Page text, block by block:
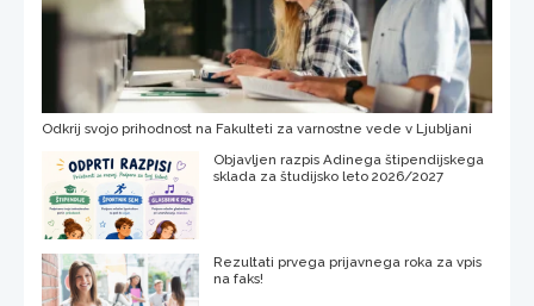
Odkrij svojo prihodnost na Fakulteti za varnostne vede v Ljubljani
Objavljen razpis Adinega štipendijskega
sklada za študijsko leto 2026/2027
Rezultati prvega prijavnega roka za vpis
na faks!